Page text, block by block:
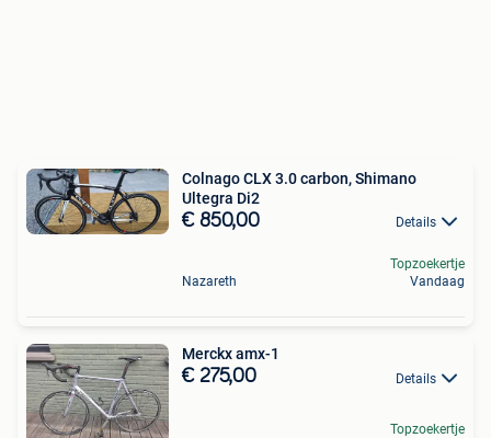
Colnago CLX 3.0 carbon, Shimano
Ultegra Di2
€ 850,00 Details
Nazareth
Topzoekertje
Vandaag
Merckx amx-1
€ 275,00 Details
Topzoekertje